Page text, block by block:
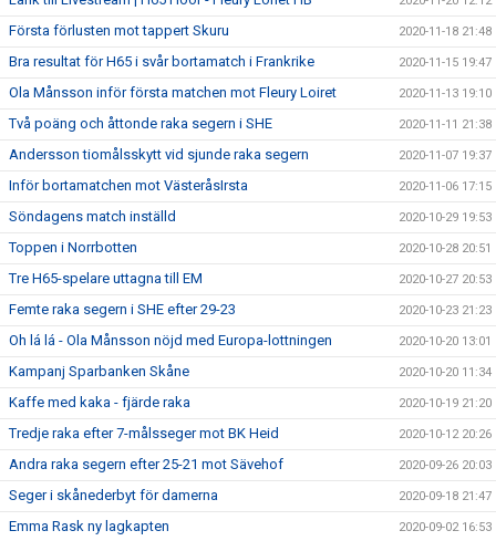
Första förlusten mot tappert Skuru 2020-11-18 21:48
Bra resultat för H65 i svår bortamatch i Frankrike 2020-11-15 19:47
Ola Månsson inför första matchen mot Fleury Loiret 2020-11-13 19:10
Två poäng och åttonde raka segern i SHE 2020-11-11 21:38
Andersson tiomålsskytt vid sjunde raka segern 2020-11-07 19:37
Inför bortamatchen mot VästeråsIrsta 2020-11-06 17:15
Söndagens match inställd 2020-10-29 19:53
Toppen i Norrbotten 2020-10-28 20:51
Tre H65-spelare uttagna till EM 2020-10-27 20:53
Femte raka segern i SHE efter 29-23 2020-10-23 21:23
Oh lá lá - Ola Månsson nöjd med Europa-lottningen 2020-10-20 13:01
Kampanj Sparbanken Skåne 2020-10-20 11:34
Kaffe med kaka - fjärde raka 2020-10-19 21:20
Tredje raka efter 7-målsseger mot BK Heid 2020-10-12 20:26
Andra raka segern efter 25-21 mot Sävehof 2020-09-26 20:03
Seger i skånederbyt för damerna 2020-09-18 21:47
Emma Rask ny lagkapten 2020-09-02 16:53